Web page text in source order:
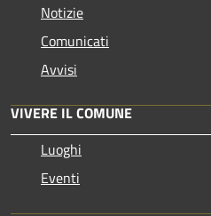
Notizie
Comunicati
Avvisi
VIVERE IL COMUNE
Luoghi
Eventi